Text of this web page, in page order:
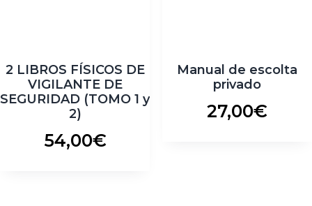
2 LIBROS FÍSICOS DE
VIGILANTE DE
SEGURIDAD (TOMO 1 y
2)
54,00€
Manual de escolta
privado
27,00€